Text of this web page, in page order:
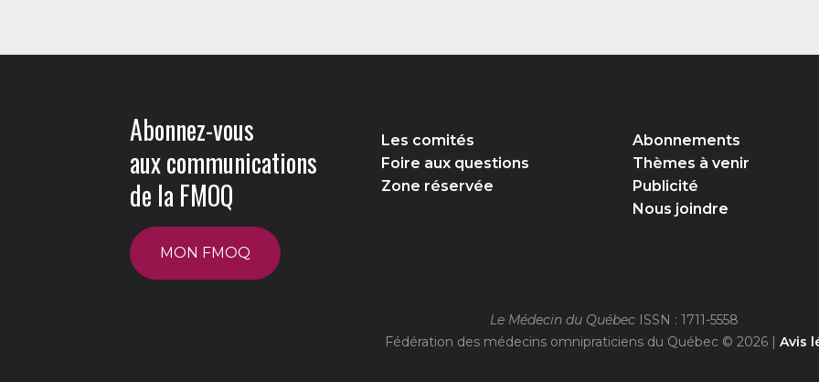
Abonnez-vous
aux communications
de la FMOQ
MON FMOQ
Les comités
Foire aux questions
Zone réservée
Abonnements
Thèmes à venir
Publicité
Nous joindre
Le Médecin du Québec ISSN : 1711-5558
Fédération des médecins omnipraticiens du Québec © 2026 | Avis